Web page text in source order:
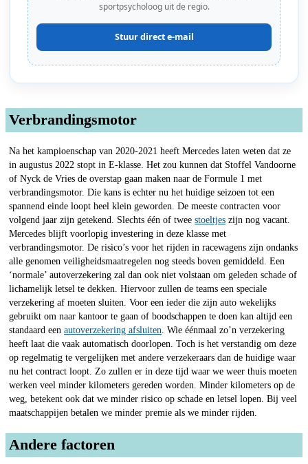
sportpsycholoog uit de regio.
Stuur direct e-mail
Verbrandingsmotor
Na het kampioenschap van 2020-2021 heeft Mercedes laten weten dat ze
in augustus 2022 stopt in E-klasse. Het zou kunnen dat Stoffel Vandoorne
of Nyck de Vries de overstap gaan maken naar de Formule 1 met
verbrandingsmotor. Die kans is echter nu het huidige seizoen tot een
spannend einde loopt heel klein geworden. De meeste contracten voor
volgend jaar zijn getekend. Slechts één of twee stoeltjes zijn nog vacant.
Mercedes blijft voorlopig investering in deze klasse met
verbrandingsmotor. De risico’s voor het rijden in racewagens zijn ondanks
alle genomen veiligheidsmaatregelen nog steeds boven gemiddeld. Een
‘normale’ autoverzekering zal dan ook niet volstaan om geleden schade of
lichamelijk letsel te dekken. Hiervoor zullen de teams een speciale
verzekering af moeten sluiten. Voor een ieder die zijn auto wekelijks
gebruikt om naar kantoor te gaan of boodschappen te doen kan altijd een
standaard een autoverzekering afsluiten. Wie éénmaal zo’n verzekering
heeft laat die vaak automatisch doorlopen. Toch is het verstandig om deze
op regelmatig te vergelijken met andere verzekeraars dan de huidige waar
nu het contract loopt. Zo zullen er in deze tijd waar we weer thuis moeten
werken veel minder kilometers gereden worden. Minder kilometers op de
weg, betekent ook dat we minder risico op schade en letsel lopen. Bij veel
maatschappijen betalen we minder premie als we minder rijden.
Andere factoren